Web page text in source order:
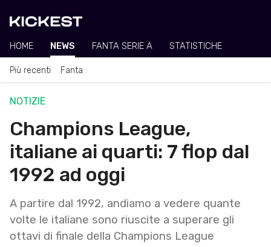
HOME NEWS FANTA SERIE A STATISTICHE
Più recenti Fanta
NOTIZIE
Champions League,
italiane ai quarti: 7 flop dal
1992 ad oggi
A partire dal 1992, andiamo a vedere quante
volte le italiane sono riuscite a superare gli
ottavi di finale della Champions League